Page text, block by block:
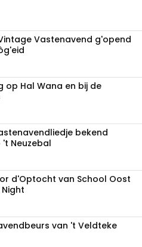
Vastenavend g'opend
op Hal Wana en bij de
bekend
Neuzebal
d'Optocht van School Oost
Night
van 't Veldteke